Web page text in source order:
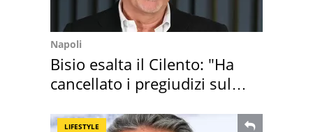
Napoli
Bisio esalta il Cilento: "Ha
cancellato i pregiudizi sul
LIFESTYLE